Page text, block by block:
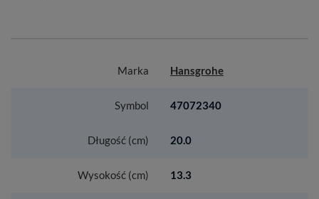
Marka Hansgrohe
Symbol 47072340
Długość (cm) 20.0
Wysokość (cm) 13.3